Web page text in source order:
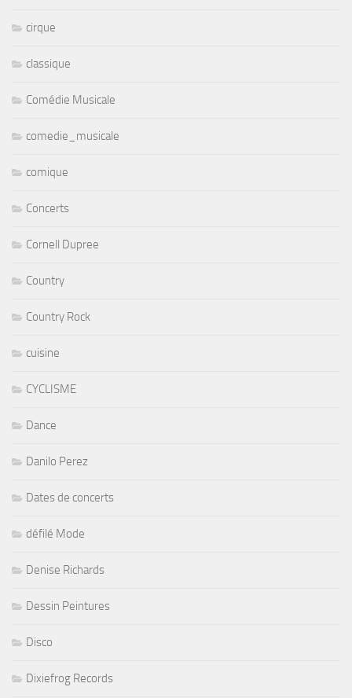
cirque
classique
Comédie Musicale
comedie_musicale
comique
Concerts
Cornell Dupree
Country
Country Rock
cuisine
CYCLISME
Dance
Danilo Perez
Dates de concerts
défilé Mode
Denise Richards
Dessin Peintures
Disco
Dixiefrog Records